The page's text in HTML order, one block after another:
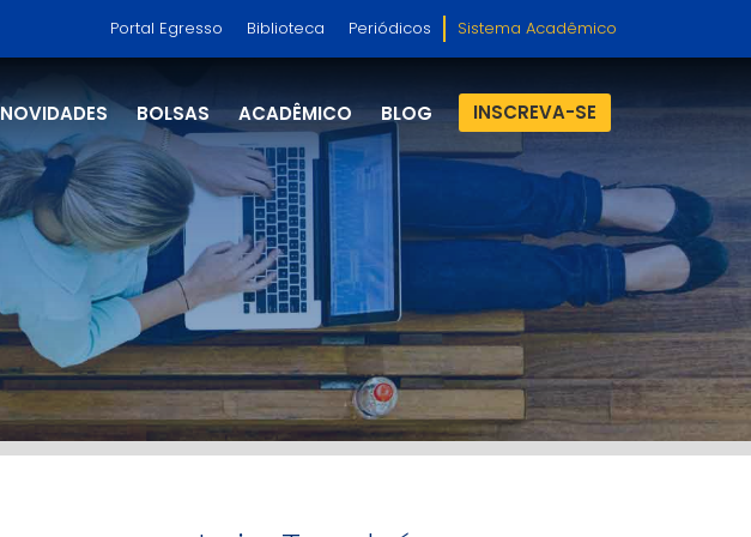
Portal Egresso Biblioteca Periódicos Sistema Acadêmico
NOVIDADES BOLSAS ACADÊMICO BLOG INSCREVA-SE